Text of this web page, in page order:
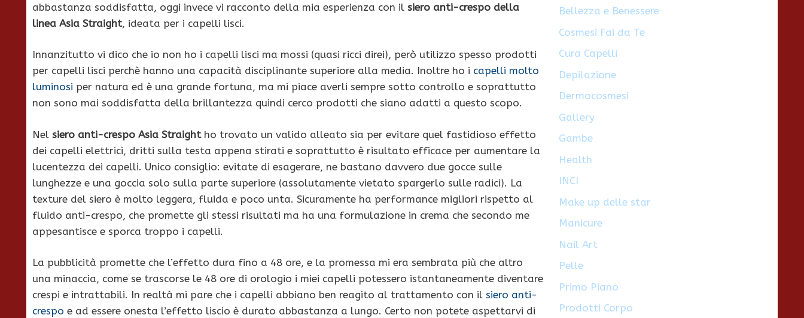
abbastanza soddisfatta, oggi invece vi racconto della mia esperienza con il siero anti-crespo della
linea Asia Straight, ideata per i capelli lisci.
Innanzitutto vi dico che io non ho i capelli lisci ma mossi (quasi ricci direi), però utilizzo spesso prodotti
per capelli lisci perchè hanno una capacità disciplinante superiore alla media. Inoltre ho i capelli molto
luminosi per natura ed è una grande fortuna, ma mi piace averli sempre sotto controllo e soprattutto
non sono mai soddisfatta della brillantezza quindi cerco prodotti che siano adatti a questo scopo.
Nel siero anti-crespo Asia Straightho trovato un valido alleato sia per evitare quel fastidioso effetto
dei capelli elettrici, dritti sulla testa appena stirati e soprattutto è risultato efficace per aumentare la
lucentezza dei capelli. Unico consiglio: evitate di esagerare, ne bastano davvero due gocce sulle
lunghezze e una goccia solo sulla parte superiore (assolutamente vietato spargerlo sulle radici). La
texture del siero è molto leggera, fluida e poco unta. Sicuramente ha performance migliori rispetto al
fluido anti-crespo, che promette gli stessi risultati ma ha una formulazione in crema che secondo me
appesantisce e sporca troppo i capelli.
La pubblicità promette che l’effetto dura fino a 48 ore, e la promessa mi era sembrata più che altro
una minaccia, come se trascorse le 48 ore di orologio i miei capelli potessero istantaneamente diventare
crespi e intrattabili. In realtà mi pare che i capelli abbiano ben reagito al trattamento con il siero anti-
crespo e ad essere onesta l’effetto liscio è durato abbastanza a lungo. Certo non potete aspettarvi di
Bellezza e Benessere
Cosmesi Fai da Te
Cura Capelli
Depilazione
Dermocosmesi
Gallery
Gambe
Health
INCI
Make up delle star
Manicure
Nail Art
Pelle
Primo Piano
Prodotti Corpo